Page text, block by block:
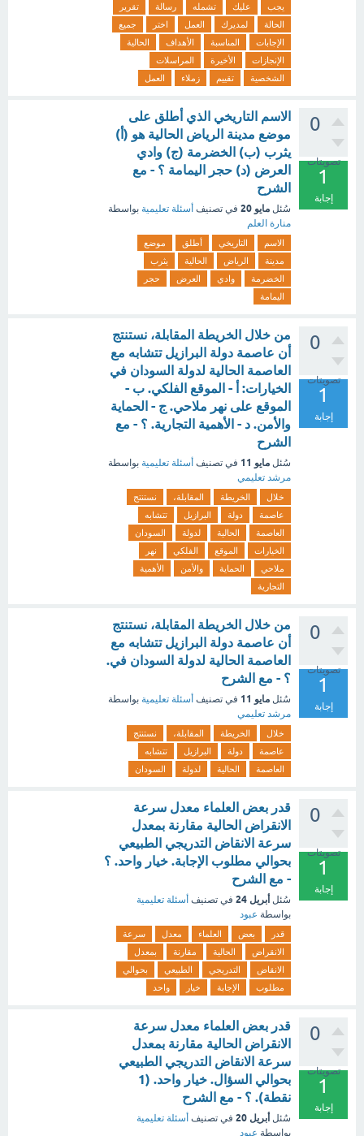
يجب عليك تشمله رسالة
تقرير
الحالة
لمديرك العمل اختر
جميع
الإجابات
المناسبة الأهداف
الحالية
الإنجازات
الأخيرة
المراسلات
الشخصية
تقييم زملاء العمل
0
تصويتات
1
إجابة
الاسم التاريخي الذي أطلق على
موضع مدينة الرياض الحالية هو (أ)
يثرب (ب) الخضرمة (ج) وادي
العرض (د) حجر اليمامة ؟ - مع
الشرح
سُئل مايو 20 في تصنيف أسئلة تعليمية بواسطة
منارة العلم
الاسم التاريخي أطلق
موضع
مدينة
الرياض الحالية
يثرب
الخضرمة
وادي العرض
حجر
اليمامة
0
تصويتات
1
إجابة
من خلال الخريطة المقابلة، نستنتج
أن عاصمة دولة البرازيل تتشابه مع
العاصمة الحالية لدولة السودان في
الخيارات: أ - الموقع الفلكي. ب -
الموقع على نهر ملاحي. ج - الحماية
والأمن. د - الأهمية التجارية. ؟ - مع
الشرح
سُئل مايو 11 في تصنيف أسئلة تعليمية بواسطة
مرشد تعليمي
خلال الخريطة المقابلة،
نستنتج
عاصمة
دولة البرازيل
تتشابه
العاصمة
الحالية لدولة
السودان
الخيارات
الموقع الفلكي
نهر
ملاحي
الحماية والأمن
الأهمية
التجارية
0
تصويتات
1
إجابة
من خلال الخريطة المقابلة، نستنتج
أن عاصمة دولة البرازيل تتشابه مع
العاصمة الحالية لدولة السودان في.
؟ - مع الشرح
سُئل مايو 11 في تصنيف أسئلة تعليمية بواسطة
مرشد تعليمي
خلال الخريطة المقابلة،
نستنتج
عاصمة
دولة البرازيل
تتشابه
العاصمة
الحالية لدولة السودان
0
تصويتات
1
إجابة
قدر بعض العلماء معدل سرعة
الانقراض الحالية مقارنة بمعدل
سرعة الانقاض التدريجي الطبيعي
بحوالي مطلوب الإجابة. خيار واحد. ؟
- مع الشرح
سُئل أبريل 24 في تصنيف أسئلة تعليمية
بواسطة عبود
قدر بعض العلماء معدل
سرعة
الانقراض
الحالية مقارنة
بمعدل
الانقاض
التدريجي الطبيعي
بحوالي
مطلوب
الإجابة خيار واحد
0
تصويتات
1
إجابة
قدر بعض العلماء معدل سرعة
الانقراض الحالية مقارنة بمعدل
سرعة الانقاض التدريجي الطبيعي
بحوالي السؤال. خيار واحد. (1
نقطة). ؟ - مع الشرح
سُئل أبريل 20 في تصنيف أسئلة تعليمية
بواسطة عبود